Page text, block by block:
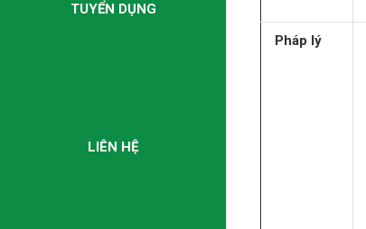
TUYỂN DỤNG
LIÊN HỆ
Pháp lý